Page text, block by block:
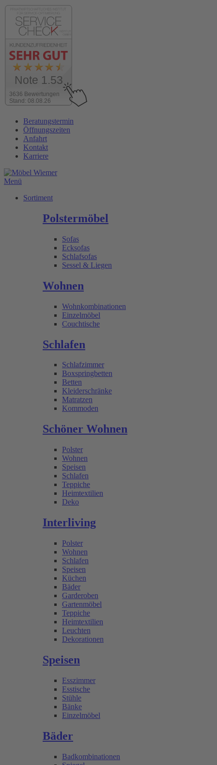
3636 Bewertungen
Stand: 08.08.26
Note 1.53
Inhalt
wechseln
Beratungstermin
Öffnungszeiten
Anfahrt
Kontakt
Karriere
Menü
Sortiment
Polstermöbel
Sofas
Ecksofas
Schlafsofas
Sessel & Liegen
Wohnen
Wohnkombinationen
Einzelmöbel
Couchtische
Schlafen
Schlafzimmer
Boxspringbetten
Betten
Kleiderschränke
Matratzen
Kommoden
Schöner Wohnen
Polster
Wohnen
Speisen
Schlafen
Teppiche
Heimtextilien
Deko
Interliving
Polster
Wohnen
Schlafen
Speisen
Küchen
Bäder
Garderoben
Gartenmöbel
Teppiche
Heimtextilien
Leuchten
Dekorationen
Speisen
Esszimmer
Esstische
Stühle
Bänke
Einzelmöbel
Bäder
Badkombinationen